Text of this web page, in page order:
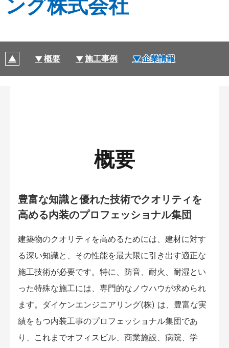
ング株式会社
概要 施工事例 企業情報
概要
豊富な知識と優れた技術でクオリティを
高める内装のプロフェッショナル集団
建築物のクオリティを高めるためには、建材に対す
る深い知識と、その性能を最大限に引き出す適正な
施工技術が必要です。特に、防音、耐火、耐湿とい
った特殊な施工には、専門的なノウハウが求められ
ます。ダイケンエンジニアリング(株) は、豊富な実
績をもつ内装工事のプロフェッショナル集団であ
り、これまでオフィスビル、商業施設、病院、学